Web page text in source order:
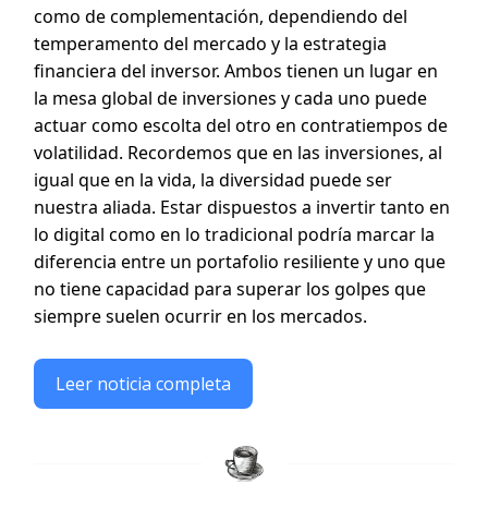
como de complementación, dependiendo del
temperamento del mercado y la estrategia
financiera del inversor. Ambos tienen un lugar en
la mesa global de inversiones y cada uno puede
actuar como escolta del otro en contratiempos de
volatilidad. Recordemos que en las inversiones, al
igual que en la vida, la diversidad puede ser
nuestra aliada. Estar dispuestos a invertir tanto en
lo digital como en lo tradicional podría marcar la
diferencia entre un portafolio resiliente y uno que
no tiene capacidad para superar los golpes que
siempre suelen ocurrir en los mercados.
Leer noticia completa